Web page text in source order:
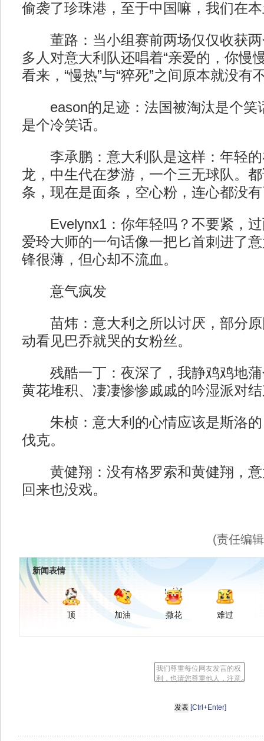
偷袭了珍珠港，至于中国嘛，我们在
董路：当小组赛前两场仅仅收获两
多人对意大利队还唱着“亲爱的，你慢
看来，“慢热”与“猝死”之间原本就没有
eason的足迹：法国被淘汰是个笑
是个冷笑话。
李承鹏：意大利队是这样：年轻的
龙，中生代在梦游，一个三无球队。
条，现在是面条，空心粉，连心都没
Evelynx1：你年轻吗？不要紧，过
爱玲大师的一句话像一把匕首刺进了
锋很薄，但心却不流血。
意气疯发
苗炜：意大利之所以讨厌，部分原
动看见巴乔就哭的女粉丝。
残酷一丁：夜深了，我静鸡鸡地蒲
黄花堆积、凄凄惨惨戚戚的吟湿派对
朱桢：意大利的心情应该是斯洛的
伐克。
黄健翔：没有格罗索和黄健翔，意
回来也没戏。
(责任编
新闻表情
顶 加油 撒花 难过
[Ctrl+Enter]